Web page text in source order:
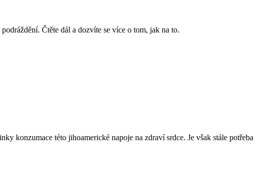
Čtěte dál a dozvíte se více o tom, jak na to.
konzumace této jihoamerické napoje na zdraví srdce. Je však stále potřeba